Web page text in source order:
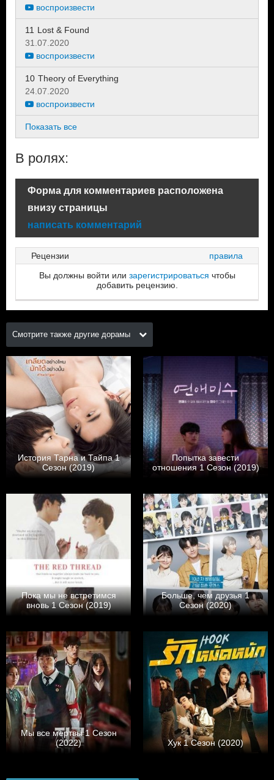
воспроизвести
11 Lost & Found
31.07.2020
воспроизвести
10 Theory of Everything
24.07.2020
воспроизвести
Показать все
В ролях:
Форма для комментариев расположена
внизу страницы
написать комментарий
Рецензии
правила
Вы должны войти или зарегистрироваться чтобы
добавить рецензию.
Смотрите также другие дорамы
История Тарна и Тайпа 1
Сезон (2019)
Попытка завести
отношения 1 Сезон (2019)
Пока мы не встретимся
вновь 1 Сезон (2019)
Больше, чем друзья 1
Сезон (2020)
Мы все мертвы 1 Сезон
(2022)
Хук 1 Сезон (2020)